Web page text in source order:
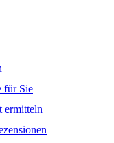
für Sie
ermitteln